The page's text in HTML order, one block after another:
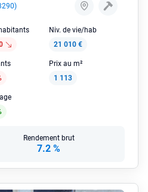
Niv. de vie/hab
21 010 €
Prix au m²
1 113
Rendement brut
7.2 %